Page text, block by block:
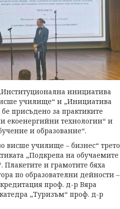
инициатива
училище“ и „Инициатива
присъдено за практиките
екоенергийни технологии“ и
и образование“.
висше училище – бизнес“ трето
„Подкрепа на обучаемите
Плакетите и грамотите бяха
по образователни дейности –
проф. д-р Вяра
„Туризъм“ проф. д-р